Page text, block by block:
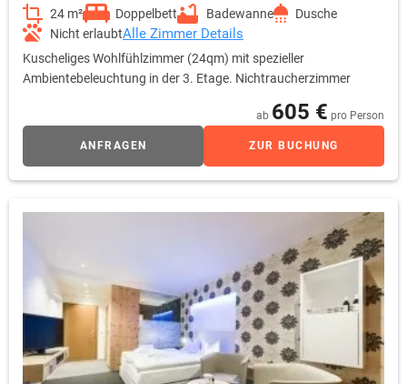
24 m² Doppelbett Badewanne
Dusche
Nicht erlaubtAlle Zimmer Details
Kuscheliges Wohlfühlzimmer (24qm) mit spezieller
Ambientebeleuchtung in der 3. Etage. Nichtraucherzimmer
ab 605 € pro Person
ANFRAGEN ZUR BUCHUNG